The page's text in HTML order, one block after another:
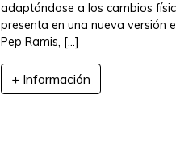
adaptándose a los cambios
presenta en una nueva versión
Pep Ramis, […]
+ Información